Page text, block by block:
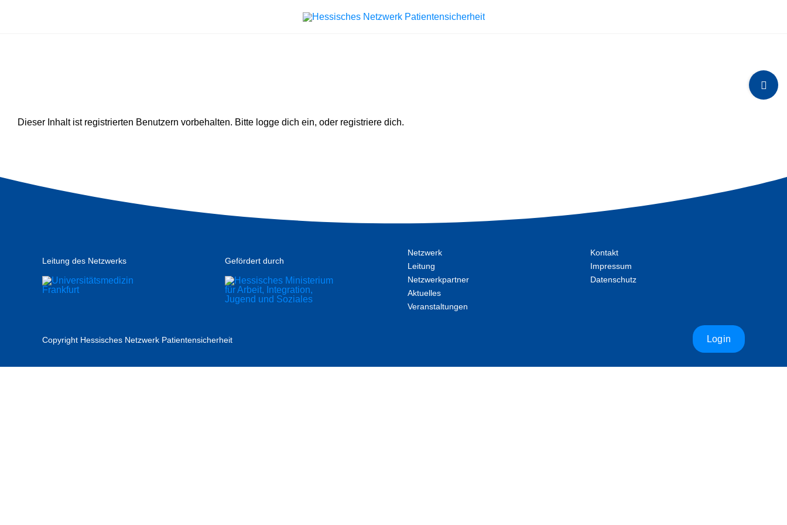
Dieser Inhalt ist registrierten Benutzern vorbehalten. Bitte logge dich ein, oder registriere dich.
Leitung des Netzwerks Gefördert durch
Netzwerk
Leitung
Netzwerkpartner
Aktuelles
Veranstaltungen
Kontakt
Impressum
Datenschutz
Copyright Hessisches Netzwerk Patientensicherheit Login
Toggle
Sliding